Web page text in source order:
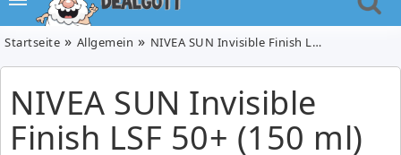
Startseite Allgemein NIVEA SUN Invisible Finish LSF 50+ (150 ml) für 7,00€ (Vgl. 10,99€)
NIVEA SUN Invisible
Finish LSF 50+ (150 ml)